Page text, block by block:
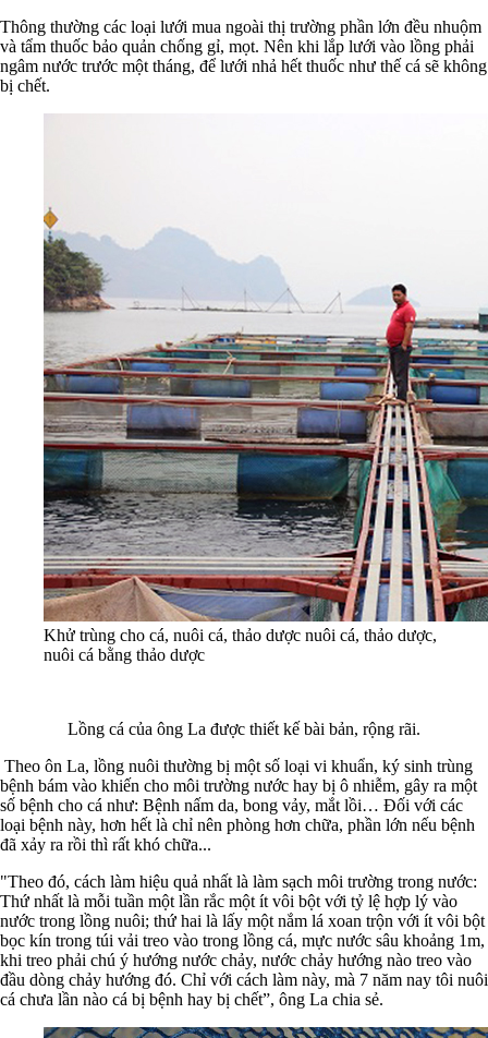
Thông thường các loại lưới mua ngoài thị trường phần lớn đều nhuộm
và tẩm thuốc bảo quản chống gỉ, mọt. Nên khi lắp lưới vào lồng phải
ngâm nước trước một tháng, để lưới nhả hết thuốc như thế cá sẽ không
bị chết.
Khử trùng cho cá, nuôi cá, thảo dược nuôi cá, thảo dược,
nuôi cá bằng thảo dược
Lồng cá của ông La được thiết kế bài bản, rộng rãi.
Theo ôn La, lồng nuôi thường bị một số loại vi khuẩn, ký sinh trùng
bệnh bám vào khiến cho môi trường nước hay bị ô nhiễm, gây ra một
số bệnh cho cá như: Bệnh nấm da, bong vảy, mắt lồi… Đối với các
loại bệnh này, hơn hết là chỉ nên phòng hơn chữa, phần lớn nếu bệnh
đã xảy ra rồi thì rất khó chữa...
"Theo đó, cách làm hiệu quả nhất là làm sạch môi trường trong nước:
Thứ nhất là mỗi tuần một lần rắc một ít vôi bột với tỷ lệ hợp lý vào
nước trong lồng nuôi; thứ hai là lấy một nắm lá xoan trộn với ít vôi bột
bọc kín trong túi vải treo vào trong lồng cá, mực nước sâu khoảng 1m,
khi treo phải chú ý hướng nước chảy, nước chảy hướng nào treo vào
đầu dòng chảy hướng đó. Chỉ với cách làm này, mà 7 năm nay tôi nuôi
cá chưa lần nào cá bị bệnh hay bị chết”, ông La chia sẻ.